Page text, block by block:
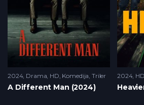
2024 Drama HD Komedija Triler
A Different Man (2024)
2024 HD